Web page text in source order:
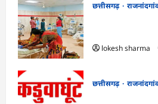
छत्तीसगढ़
lokesh sharma
छत्तीसगढ़